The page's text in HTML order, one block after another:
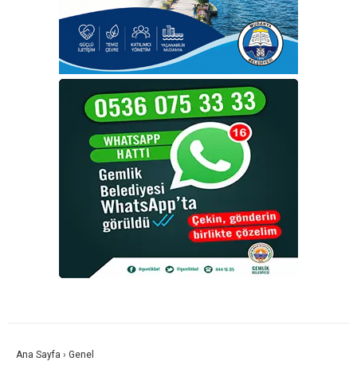
Ana Sayfa › Genel